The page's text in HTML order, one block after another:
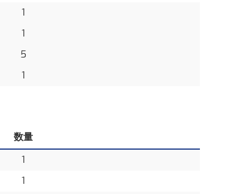
1
1
5
1
数量
1
1